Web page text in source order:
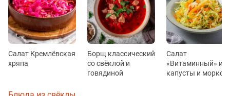
Салат Кремлёвская
хряпа
Борщ классический
со свёклой и
говядиной
Салат
«Витаминный» из
капусты и